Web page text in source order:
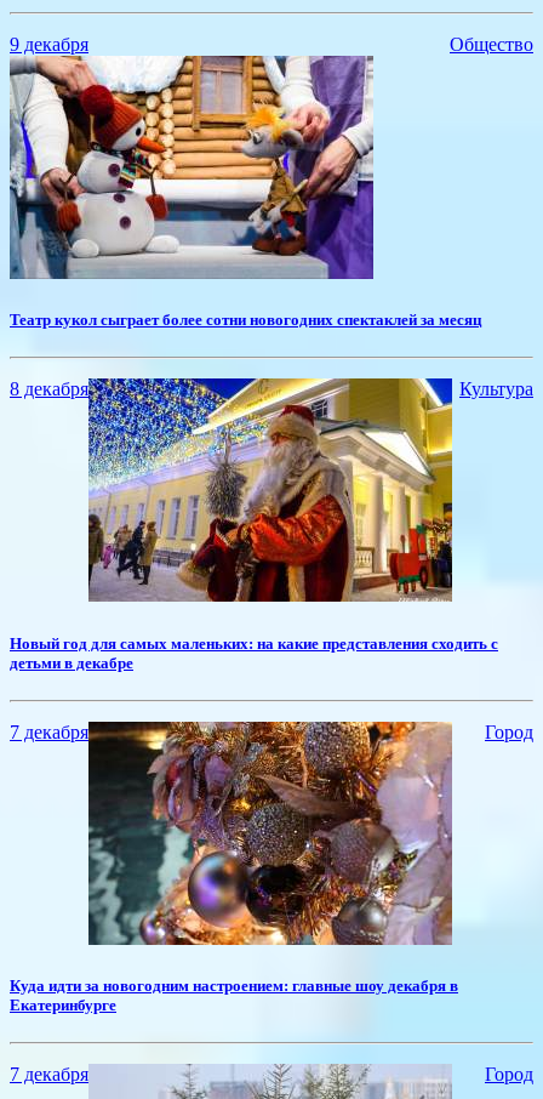
9 декабря Общество
Театр кукол сыграет более сотни новогодних спектаклей за месяц
8 декабря Культура
Новый год для самых маленьких: на какие представления сходить с
детьми в декабре
7 декабря Город
Куда идти за новогодним настроением: главные шоу декабря в
Екатеринбурге
7 декабря Город